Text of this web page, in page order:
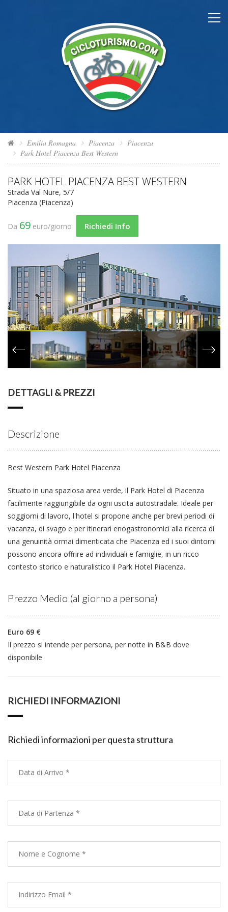
Emilia Romagna Piacenza
Piacenza
Park Hotel Piacenza Best Western
PARK HOTEL PIACENZA BEST WESTERN
Strada Val Nure, 5/7
Piacenza (Piacenza)
Da 69 euro/giorno Richiedi Info
DETTAGLI & PREZZI
Descrizione
Best Western Park Hotel Piacenza
Situato in una spaziosa area verde, il Park Hotel di Piacenza
facilmente raggiungibile da ogni uscita autostradale. Ideale per
soggiorni di lavoro, l'hotel si propone anche per brevi periodi di
vacanza, di svago e per itinerari enogastronomici alla ricerca di
una genuinità ormai dimenticata che Piacenza ed i suoi dintorni
possono ancora offrire ad individuali e famiglie, in un ricco
contesto storico e naturalistico il Park Hotel Piacenza.
Prezzo Medio (al giorno a persona)
Euro 69 €
Il prezzo si intende per persona, per notte in B&B dove
disponibile
RICHIEDI INFORMAZIONI
Richiedi informazioni per questa struttura